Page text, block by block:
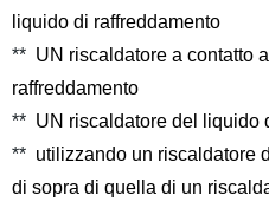
liquido di raffreddamento
** UN riscaldatore a contatto
raffreddamento
** UN riscaldatore del liquido
** utilizzando un riscaldatore
di sopra di quella di un